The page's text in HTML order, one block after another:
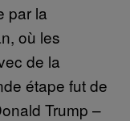
par la
où les
de la
étape fut de
Trump –